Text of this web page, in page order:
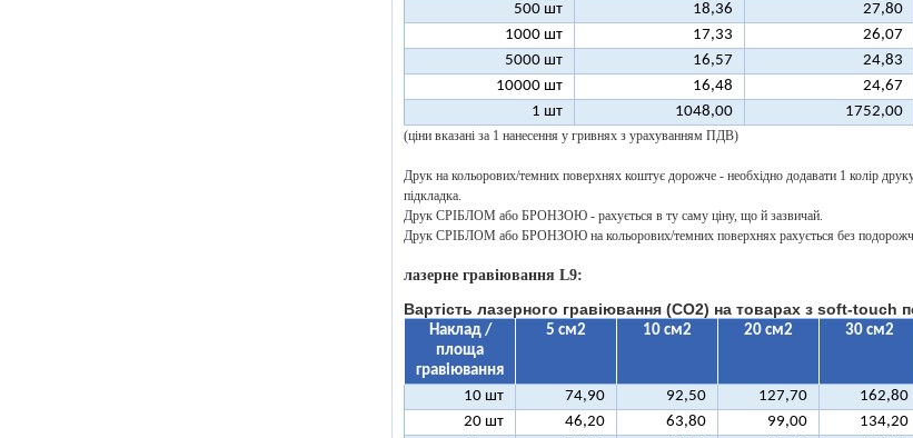
500 шт
18,36
27,80
1000 шт
17,33
26,07
5000 шт
16,57
24,83
10000 шт
16,48
24,67
1 шт
1048,00 1752,00
(ціни вказані за 1 нанесення у гривнях з урахуванням ПДВ)
Друк на кольорових/темних поверхнях коштує дорожче - необхідно додавати 1 колір
підкладка.
Друк СРІБЛОМ або БРОНЗОЮ - рахується в ту саму ціну, що й зазвичай.
Друк СРІБЛОМ або БРОНЗОЮ на кольорових/темних поверхнях рахується без
лазерне гравіювання L9:
Вартість лазерного гравіювання (CO2) на товарах з soft-touch
Наклад /
площа
гравіювання
5 см2 10 см2 20 см2 30 см2
10 шт 74,90 92,50 127,70 162,80
20 шт
46,20 63,80 99,00 134,20